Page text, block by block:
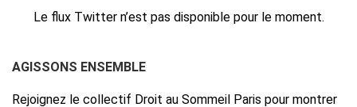
Le flux Twitter n’est pas disponible pour le moment.
AGISSONS ENSEMBLE
Rejoignez le collectif Droit au Sommeil Paris pour montrer